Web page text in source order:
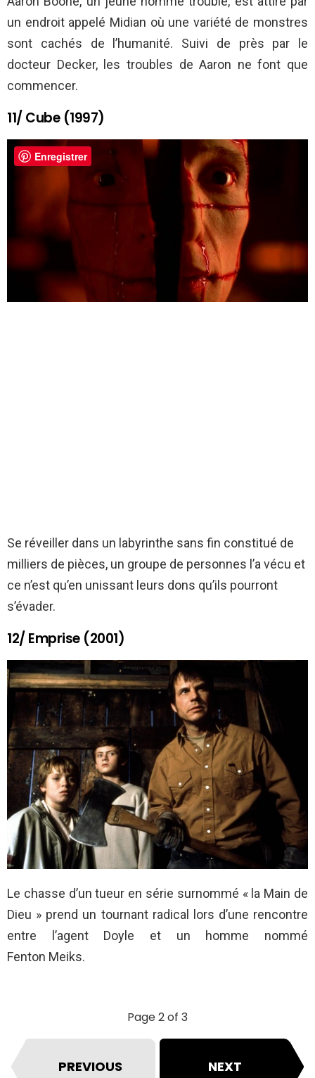
un endroit appelé Midian où une variété de monstres
sont cachés de l’humanité. Suivi de près par le
docteur Decker, les troubles de Aaron ne font que
commencer.
11/ Cube (1997)
Se réveiller dans un labyrinthe sans fin constitué de
milliers de pièces, un groupe de personnes l’a vécu et
ce n’est qu’en unissant leurs dons qu’ils pourront
s’évader.
12/ Emprise (2001)
Le chasse d’un tueur en série surnommé « la Main de
Dieu » prend un tournant radical lors d’une rencontre
entre l’agent Doyle et un homme nommé
Fenton Meiks.
Page 2 of 3
PREVIOUS NEXT
Enregistrer